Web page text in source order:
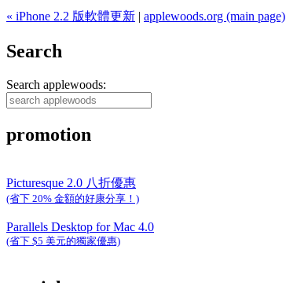
« iPhone 2.2 版軟體更新 | applewoods.org (main page)
Search
Search applewoods:
promotion
Picturesque 2.0 八折優惠
(省下 20% 金額的好康分享！)
Parallels Desktop for Mac 4.0
(省下 $5 美元的獨家優惠)